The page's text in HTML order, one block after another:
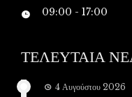
09:00 - 17:00
ΤΕΛΕΥΤΑΙΑ
4 Αυγούστου 2026